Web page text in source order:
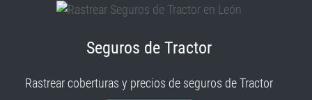
Rastrear coberturas y precios de seguros de Tractor
RASTREAR